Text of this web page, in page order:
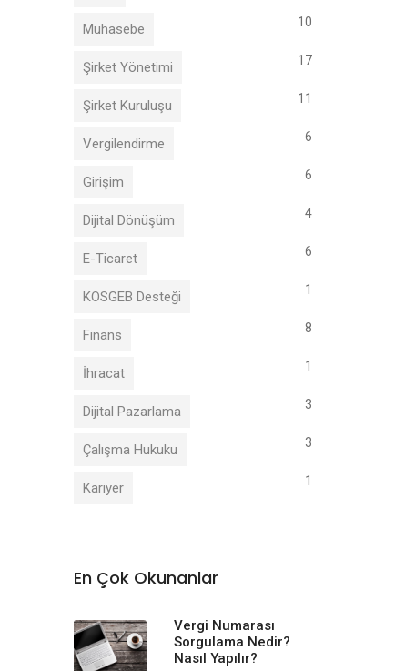
Muhasebe 10
Şirket Yönetimi 17
Şirket Kuruluşu 11
Vergilendirme 6
Girişim 6
Dijital Dönüşüm 4
E-Ticaret 6
KOSGEB Desteği 1
Finans 8
İhracat 1
Dijital Pazarlama 3
Çalışma Hukuku 3
Kariyer 1
En Çok Okunanlar
Vergi Numarası
Sorgulama Nedir?
Nasıl Yapılır?